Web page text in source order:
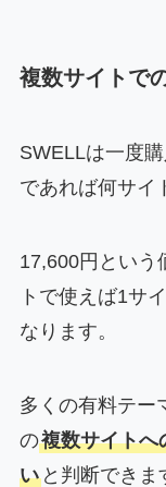
複数サイトで
SWELLは一度
であれば何サイ
17,600円という
トで使えば1サ
なります。
多くの有料テー
の複数サイトへ
いと判断できま